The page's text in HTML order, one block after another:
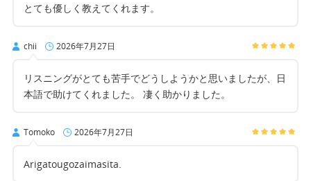
とても優しく教えてくれます。
chii 2026年7月27日
リスニングがとても苦手でどうしようかと思いましたが、日
本語で助けてくれました。 凄く助かりました。
Tomoko 2026年7月27日
Arigatougozaimasita.